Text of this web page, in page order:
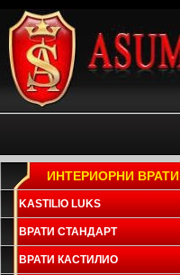
ИНТЕРИОРНИ ВРАТИ
KASTILIO LUKS
ВРАТИ СТАНДАРТ
ВРАТИ КАСТИЛИО